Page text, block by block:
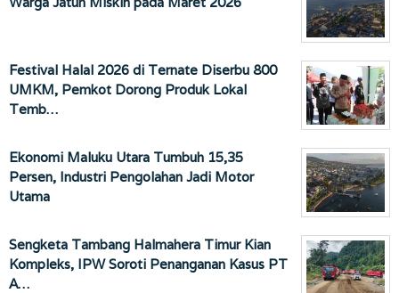
Festival Halal 2026 di Ternate Diserbu 800
UMKM, Pemkot Dorong Produk Lokal
Temb…
Ekonomi Maluku Utara Tumbuh 15,35
Persen, Industri Pengolahan Jadi Motor
Utama
Sengketa Tambang Halmahera Timur Kian
Kompleks, IPW Soroti Penanganan Kasus PT
A…